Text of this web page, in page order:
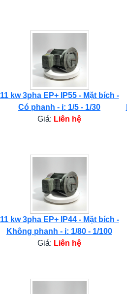
11 kw 3pha EP+ IP55 - Mặt bích -
Có phanh - i: 1/5 - 1/30
Giá: Liên hệ
11 kw 3pha EP+ IP44 - Mặt bích -
Không phanh - i: 1/80 - 1/100
Giá: Liên hệ